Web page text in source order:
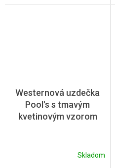
Westernová uzdečka
Pool's s tmavým
kvetinovým vzorom
Skladom